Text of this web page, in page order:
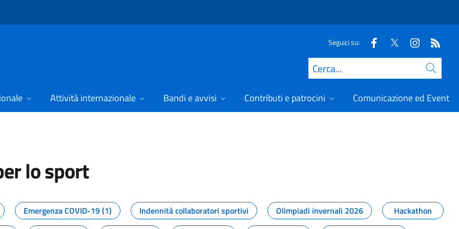
Seguici su:
Cerca
Attività internazionale Bandi e avvisi Contributi e patrocini Comunicazione ed Eventi
lo sport
dal Dipartimento per lo sport
Emergenza COVID-19 (1) Indennità collaboratori sportivi Olimpiadi invernali 2026
Hackathon